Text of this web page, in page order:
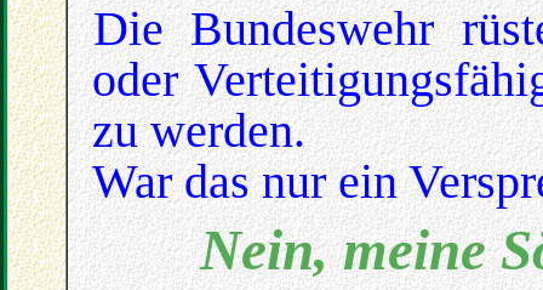
Die Bundeswehr
oder
zu werden.
War das nur ein
Nein, meine